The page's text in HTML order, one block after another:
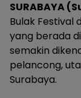
SURABAYA
Bulak Festival
yang berada
semakin
pelancong,
Surabaya.